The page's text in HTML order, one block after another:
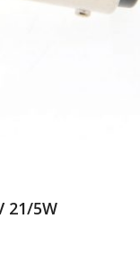
21/5W